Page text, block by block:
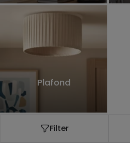
Plafond
Filter